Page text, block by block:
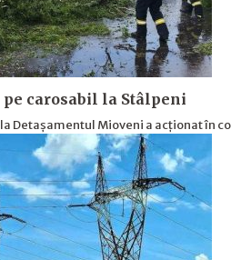
pe carosabil la Stâlpeni
Detașamentul Mioveni a acționat în